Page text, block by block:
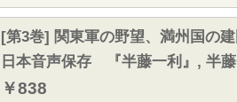
[第3巻] 関東軍の野望、満州国の
日本音声保存 『半藤一利』, 半
￥838